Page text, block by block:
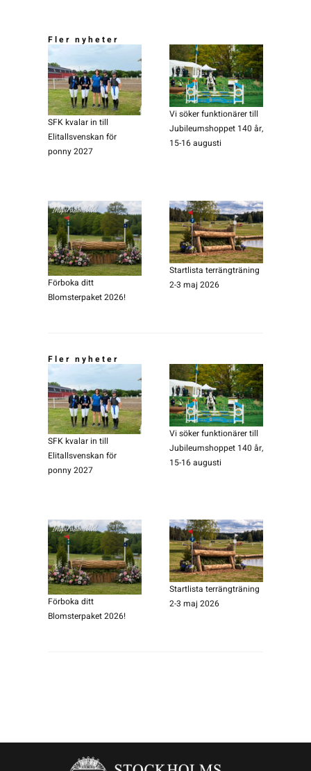
Fler nyheter
SFK kvalar in till
Elitallsvenskan för
ponny 2027
Vi söker funktionärer till
Jubileumshoppet 140 år,
15-16 augusti
Förboka ditt
Blomsterpaket 2026!
Startlista terrängträning
2-3 maj 2026
Fler nyheter
SFK kvalar in till
Elitallsvenskan för
ponny 2027
Vi söker funktionärer till
Jubileumshoppet 140 år,
15-16 augusti
Förboka ditt
Blomsterpaket 2026!
Startlista terrängträning
2-3 maj 2026